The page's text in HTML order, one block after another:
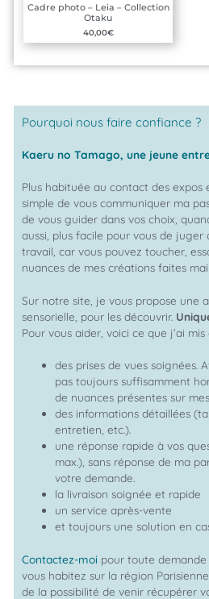
Cadre photo – Leia – Collection
Otaku
40,00€
Pourquoi nous faire confiance ?
Kaeru no Tamago, une jeune
Plus habituée au contact des expos
simple de vous communiquer ma
de vous guider dans vos choix,
aussi, plus facile pour vous de juger
travail, car vous pouvez toucher,
nuances de mes créations faites
Sur notre site, je vous propose une
sensorielle, pour les découvrir.
Pour vous aider, voici ce que j’ai mis
des prises de vues soignées.
pas toujours suffisamment
de nuances présentes sur
des informations détaillées
entretien, etc.).
une réponse rapide à vos
max.), sans réponse de ma
votre demande.
la livraison soignée et rapide
un service après-vente
et toujours une solution en
Contactez-moi pour toute
vous habitez sur la région
de la possibilité de venir récupérer